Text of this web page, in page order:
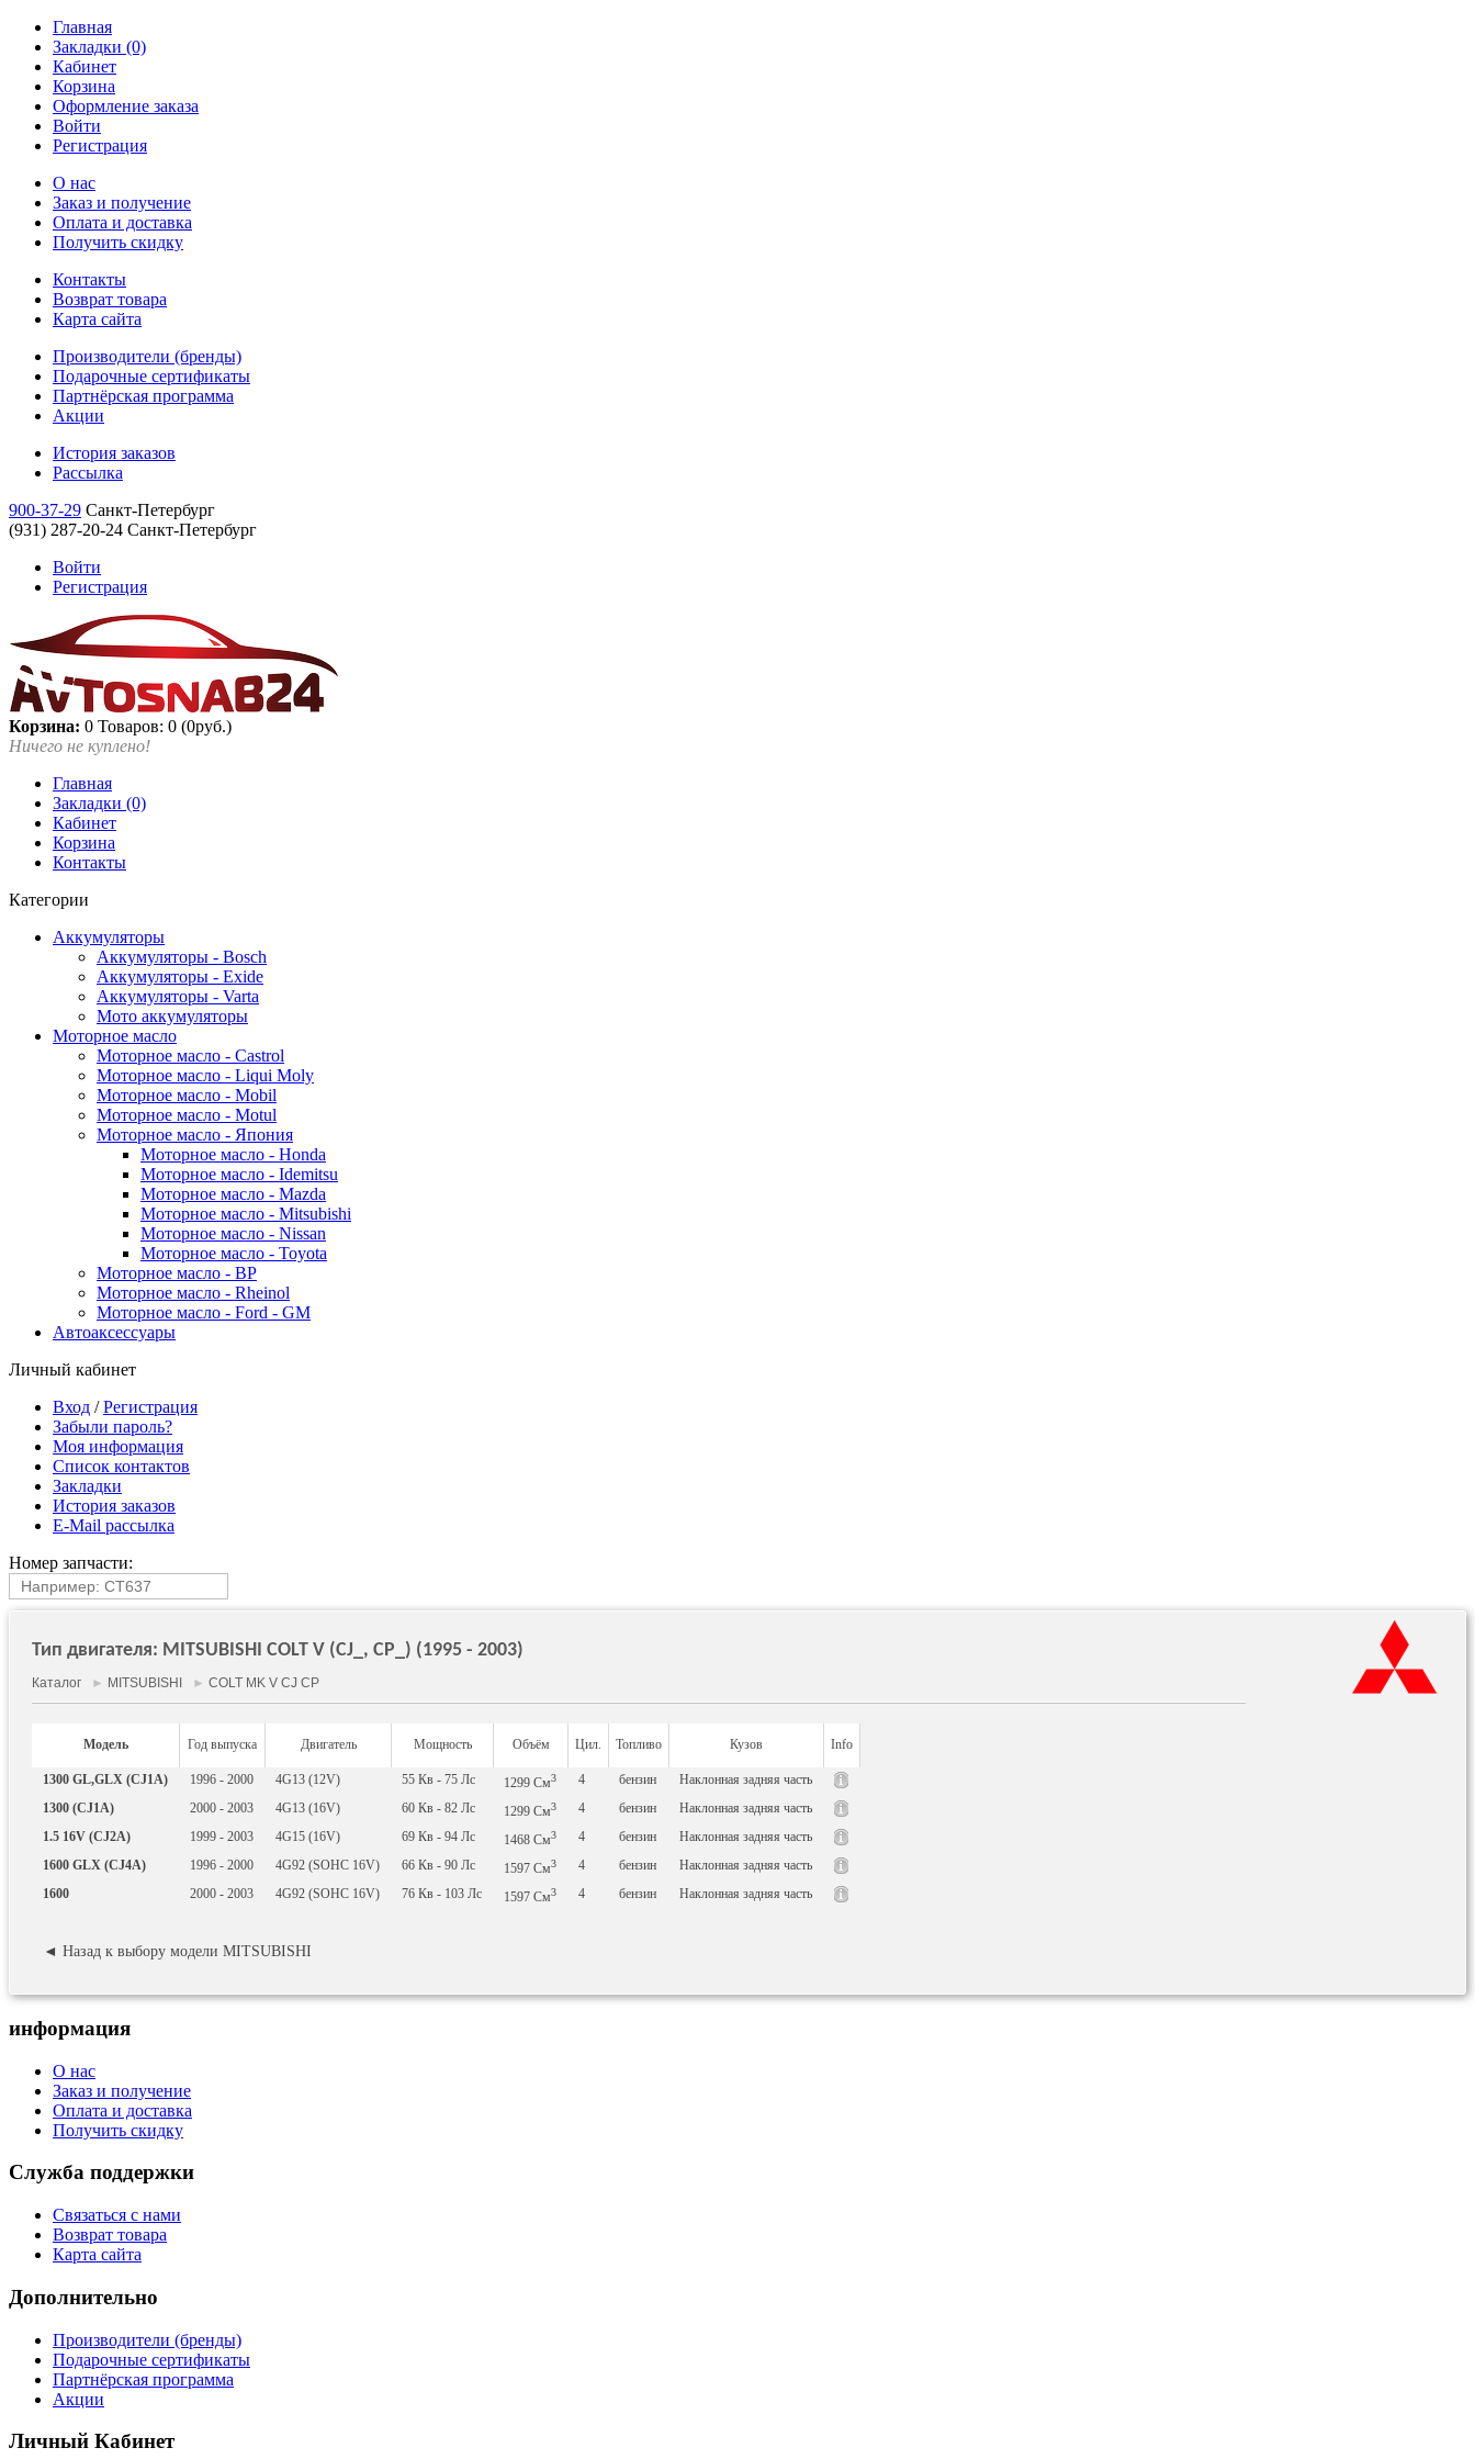
Главная
Закладки (0)
Кабинет
Корзина
Оформление заказа
Войти
Регистрация
О нас
Заказ и получение
Оплата и доставка
Получить скидку
Контакты
Возврат товара
Карта сайта
Производители (бренды)
Подарочные сертификаты
Партнёрская программа
Акции
История заказов
Рассылка
900-37-29 Санкт-Петербург
(931) 287-20-24 Санкт-Петербург
Войти
Регистрация
Корзина: 0 Товаров: 0 (0руб.)
Ничего не куплено!
Главная
Закладки (0)
Кабинет
Корзина
Контакты
Категории
Аккумуляторы
Аккумуляторы - Bosch
Аккумуляторы - Exide
Аккумуляторы - Varta
Мото аккумуляторы
Моторное масло
Моторное масло - Castrol
Моторное масло - Liqui Moly
Моторное масло - Mobil
Моторное масло - Motul
Моторное масло - Япония
Моторное масло - Honda
Моторное масло - Idemitsu
Моторное масло - Mazda
Моторное масло - Mitsubishi
Моторное масло - Nissan
Моторное масло - Toyota
Моторное масло - BP
Моторное масло - Rheinol
Моторное масло - Ford - GM
Автоаксессуары
Личный кабинет
Вход /Регистрация
Забыли пароль?
Моя информация
Список контактов
Закладки
История заказов
E-Mail рассылка
Номер запчасти:
Тип двигателя: MITSUBISHI COLT V (CJ_, CP_) (1995 - 2003)
Каталог ► MITSUBISHI ► COLT MK V CJ CP
Модель Год выпуска Двигатель Мощность Объём Цил. Топливо Кузов Info
1300 GL,GLX (CJ1A) 1996 - 2000 4G13 (12V) 55 Кв - 75 Лс 1299 См3 4 бензин
Наклонная задняя часть
1300 (CJ1A)
2000 - 2003 4G13 (16V) 60 Кв - 82 Лс 1299 См3 4 бензин
Наклонная задняя часть
1.5 16V (CJ2A)
1999 - 2003 4G15 (16V) 69 Кв - 94 Лс 1468 См3 4 бензин
Наклонная задняя часть
1600 GLX (CJ4A)
1996 - 2000 4G92 (SOHC 16V) 66 Кв - 90 Лс 1597 См3 4 бензин
Наклонная задняя часть
1600
2000 - 2003 4G92 (SOHC 16V) 76 Кв - 103 Лс 1597 См3 4 бензин Наклонная задняя часть
◄ Назад к выбору модели MITSUBISHI
информация
О нас
Заказ и получение
Оплата и доставка
Получить скидку
Служба поддержки
Связаться с нами
Возврат товара
Карта сайта
Дополнительно
Производители (бренды)
Подарочные сертификаты
Партнёрская программа
Акции
Личный Кабинет